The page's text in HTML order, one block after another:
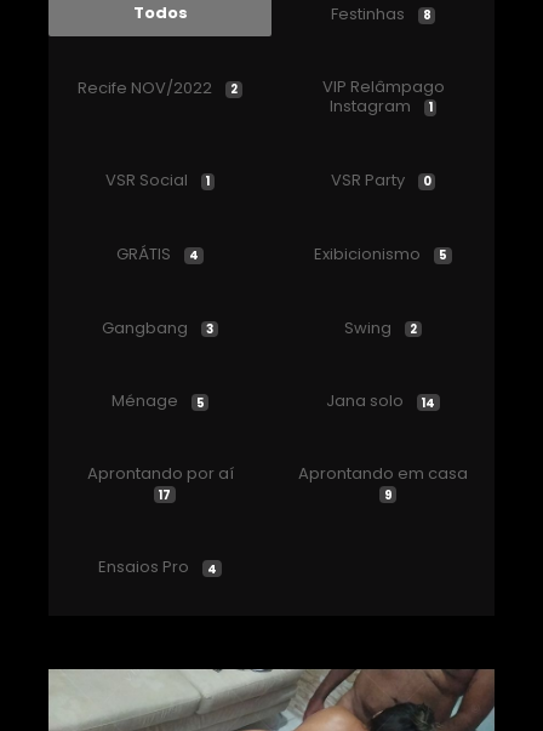
Todos Festinhas 8
Recife NOV/2022 2
VIP Relâmpago
Instagram
1
VSR Social 1 VSR Party 0
GRÁTIS 4 Exibicionismo 5
Gangbang 3 Swing 2
Ménage 5 Jana solo 14
Aprontando por aí
17
Aprontando em casa
9
Ensaios Pro 4